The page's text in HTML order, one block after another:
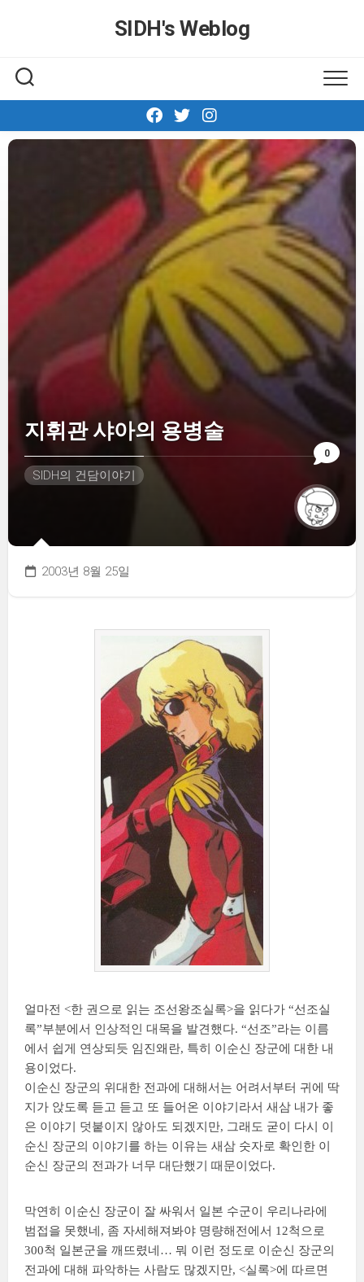
SIDH′s Weblog
0
지휘관 샤아의 용병술
SIDH의 건담이야기
2003년 8월 25일
얼마전 <한 권으로 읽는 조선왕조실록>을 읽다가 “선조실
록”부분에서 인상적인 대목을 발견했다. “선조”라는 이름
에서 쉽게 연상되듯 임진왜란, 특히 이순신 장군에 대한 내
용이었다.
이순신 장군의 위대한 전과에 대해서는 어려서부터 귀에 딱
지가 앉도록 듣고 듣고 또 들어온 이야기라서 새삼 내가 좋
은 이야기 덧붙이지 않아도 되겠지만, 그래도 굳이 다시 이
순신 장군의 이야기를 하는 이유는 새삼 숫자로 확인한 이
순신 장군의 전과가 너무 대단했기 때문이었다.
막연히 이순신 장군이 잘 싸워서 일본 수군이 우리나라에
범접을 못했네, 좀 자세해져봐야 명량해전에서 12척으로
300척 일본군을 깨뜨렸네… 뭐 이런 정도로 이순신 장군의
전과에 대해 파악하는 사람도 많겠지만, <실록>에 따르면